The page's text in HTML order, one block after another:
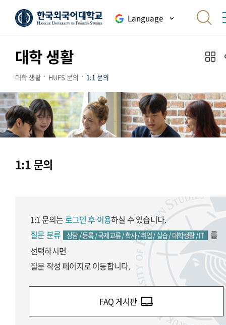
Language
대학 생활
대학 생활 HUFS 문의 1:1 문의
1:1 문의
1:1 문의는로그인 후 이용하실 수 있습니다.
질문 분류
상담 / 등록 / 국제교류 / 학사 / 취업 / 실습 / 대학생활 / IT
를
선택하시면
질문 작성 페이지로 이동합니다.
FAQ 게시판